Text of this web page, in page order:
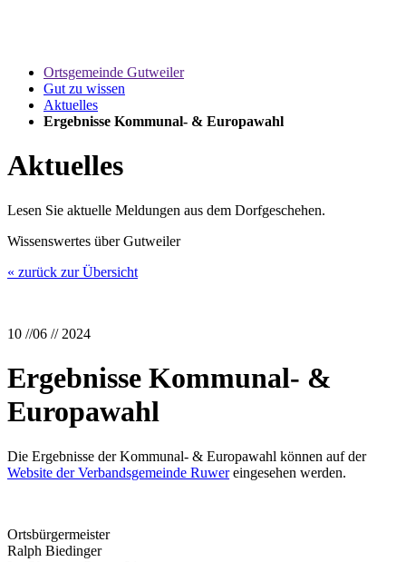
Ortsgemeinde Gutweiler
Gut zu wissen
Aktuelles
Ergebnisse Kommunal- & Europawahl
Aktuelles
Lesen Sie aktuelle Meldungen aus dem Dorfgeschehen.
Wissenswertes über Gutweiler
« zurück zur Übersicht
10 //06 // 2024
Ergebnisse Kommunal- &
Europawahl
Die Ergebnisse der Kommunal- & Europawahl können auf der
Website der Verbandsgemeinde Ruwereingesehen werden.
Ortsbürgermeister
Ralph Biedinger